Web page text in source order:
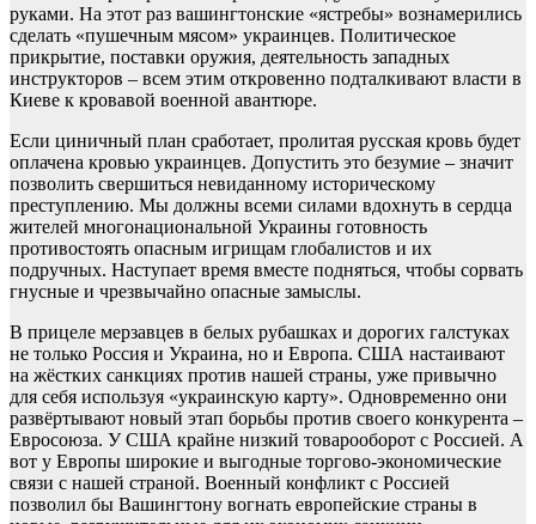
руками. На этот раз вашингтонские «ястребы» вознамерились
сделать «пушечным мясом» украинцев. Политическое
прикрытие, поставки оружия, деятельность западных
инструкторов – всем этим откровенно подталкивают власти в
Киеве к кровавой военной авантюре.
Если циничный план сработает, пролитая русская кровь будет
оплачена кровью украинцев. Допустить это безумие – значит
позволить свершиться невиданному историческому
преступлению. Мы должны всеми силами вдохнуть в сердца
жителей многонациональной Украины готовность
противостоять опасным игрищам глобалистов и их
подручных. Наступает время вместе подняться, чтобы сорвать
гнусные и чрезвычайно опасные замыслы.
В прицеле мерзавцев в белых рубашках и дорогих галстуках
не только Россия и Украина, но и Европа. США настаивают
на жёстких санкциях против нашей страны, уже привычно
для себя используя «украинскую карту». Одновременно они
развёртывают новый этап борьбы против своего конкурента –
Евросоюза. У США крайне низкий товарооборот с Россией. А
вот у Европы широкие и выгодные торгово-экономические
связи с нашей страной. Военный конфликт с Россией
позволил бы Вашингтону вогнать европейские страны в